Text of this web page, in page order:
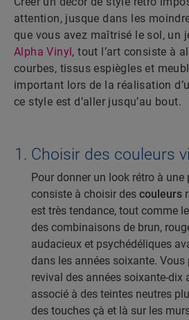
attention, jusque dans les
que vous avez maîtrisé le sol, un
Alpha Vinyl , tout l’art consiste à
courbes, tissus espiègles et
important lors de la réalisation
ce style est d’aller jusqu’au bout.
Choisir des couleurs
Pour donner un look rétro à
consiste à choisir des couleurs
est très tendance, tout comme
des combinaisons de brun,
audacieux et psychédéliques
dans les années soixante. Vous
revival des années soixante-dix
associé à des teintes neutres
des touches çà et là sur les